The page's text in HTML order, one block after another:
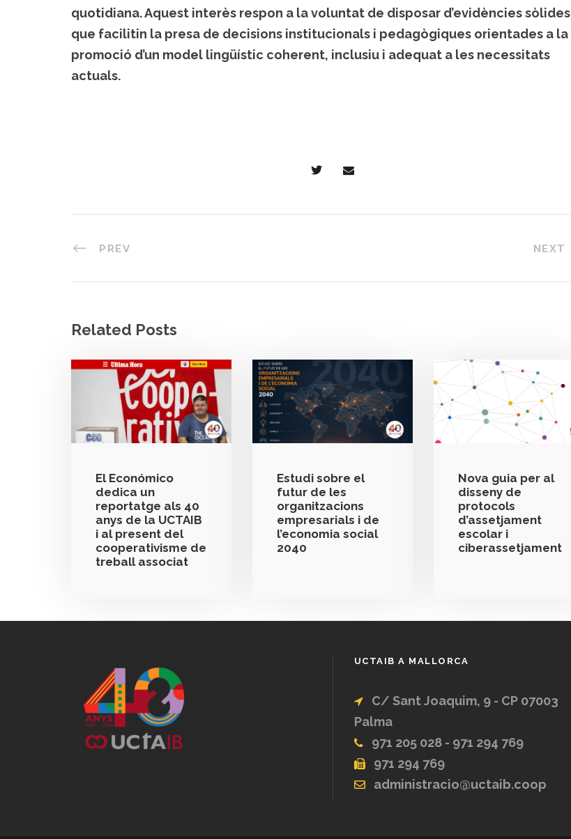
quotidiana. Aquest interès respon a la voluntat de disposar d’evidències sòlides
que facilitin la presa de decisions institucionals i pedagògiques orientades a la
promoció d’un model lingüístic coherent, inclusiu i adequat a les necessitats
actuals.
PREV NEXT
Related Posts
El Económico
dedica un
reportatge als 40
anys de la UCTAIB
i al present del
cooperativisme de
treball associat
Estudi sobre el
futur de les
organitzacions
empresarials i de
l’economia social
2040
Nova guia per al
disseny de
protocols
d’assetjament
escolar i
ciberassetjament
UCTAIB A MALLORCA
C/ Sant Joaquim, 9 - CP 07003
Palma
971 205 028 - 971 294 769
971 294 769
administracio@uctaib.coop